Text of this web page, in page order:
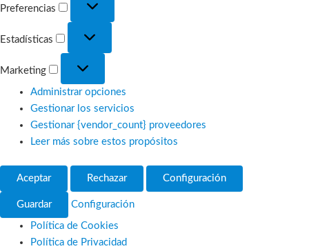
Preferencias
Estadísticas
Marketing
Administrar opciones
Gestionar los servicios
Gestionar {vendor_count} proveedores
Leer más sobre estos propósitos
Aceptar Rechazar Configuración
Guardar Configuración
Política de Cookies
Política de Privacidad